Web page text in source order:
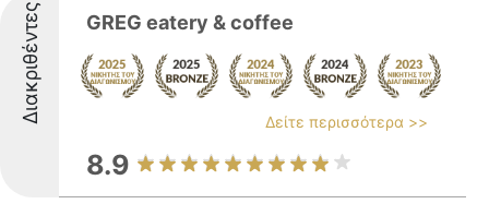
Διακριθέντες GREG eatery & coffee
Δείτε περισσότερα >>
8.9